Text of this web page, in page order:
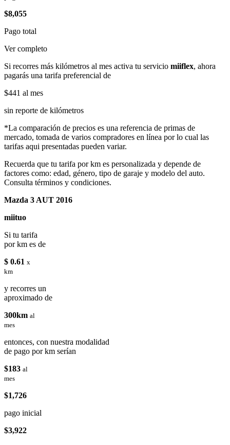
$8,055
Pago total
Ver completo
Si recorres más kilómetros al mes activa tu servicio miiflex, ahora
pagarás una tarifa preferencial de
$441 al mes
sin reporte de kilómetros
*La comparación de precios es una referencia de primas de
mercado, tomada de varios compradores en línea por lo cual las
tarifas aqui presentadas pueden variar.
Recuerda que tu tarifa por km es personalizada y depende de
factores como: edad, género, tipo de garaje y modelo del auto.
Consulta términos y condiciones.
Mazda 3 AUT 2016
miituo
Si tu tarifa
por km es de
$ 0.61 x
km
y recorres un
aproximado de
300km al
mes
entonces, con nuestra modalidad
de pago por km serían
$183 al
mes
$1,726
pago inicial
$3,922